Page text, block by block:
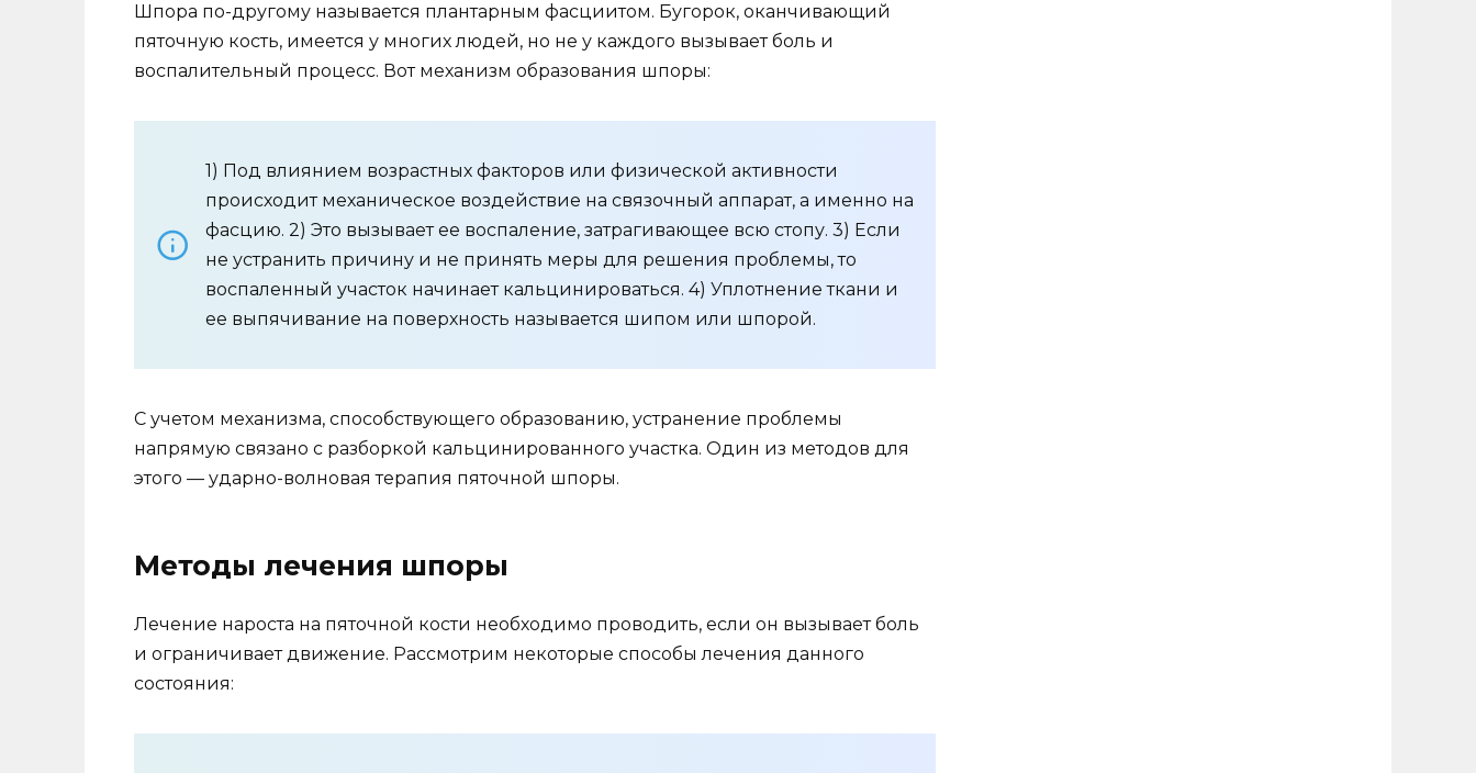
Шпора по-другому называется плантарным фасциитом. Бугорок, оканчивающий
пяточную кость, имеется у многих людей, но не у каждого вызывает боль и
воспалительный процесс. Вот механизм образования шпоры:
1) Под влиянием возрастных факторов или физической активности
происходит механическое воздействие на связочный аппарат, а именно на
фасцию. 2) Это вызывает ее воспаление, затрагивающее всю стопу. 3) Если
не устранить причину и не принять меры для решения проблемы, то
воспаленный участок начинает кальцинироваться. 4) Уплотнение ткани и
ее выпячивание на поверхность называется шипом или шпорой.
С учетом механизма, способствующего образованию, устранение проблемы
напрямую связано с разборкой кальцинированного участка. Один из методов для
этого — ударно-волновая терапия пяточной шпоры.
Методы лечения шпоры
Лечение нароста на пяточной кости необходимо проводить, если он вызывает боль
и ограничивает движение. Рассмотрим некоторые способы лечения данного
состояния: